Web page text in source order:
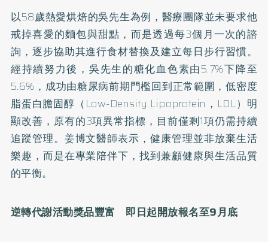
以58歲熱愛烘焙的吳先生為例，醫療團隊並未要求他
戒掉喜愛的麵包與甜點，而是透過每3個月一次的諮
詢，逐步協助其進行食材替換及建立每日步行習慣。
經持續努力後，吳先生的糖化血色素由5.7%下降至
5.6%，成功由糖尿病前期門檻回到正常範圍，低密度
脂蛋白膽固醇（Low-Density Lipoprotein，LDL）明
顯改善，原有的3項異常指標，目前僅剩1項仍需持續
追蹤管理。姜博文醫師表示，健康管理並非放棄生活
樂趣，而是在專業陪伴下，找到兼顧健康與生活品質
的平衡。
逆轉代謝活動獎品豐富 即日起開放報名至9月底